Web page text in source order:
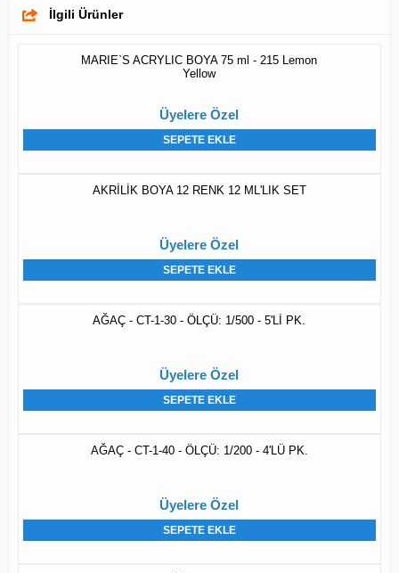
İlgili Ürünler
MARIE`S ACRYLIC BOYA 75 ml - 215 Lemon
Yellow
Üyelere Özel
SEPETE EKLE
AKRİLİK BOYA 12 RENK 12 ML'LIK SET
Üyelere Özel
SEPETE EKLE
AĞAÇ - CT-1-30 - ÖLÇÜ: 1/500 - 5'Lİ PK.
Üyelere Özel
SEPETE EKLE
AĞAÇ - CT-1-40 - ÖLÇÜ: 1/200 - 4'LÜ PK.
Üyelere Özel
SEPETE EKLE